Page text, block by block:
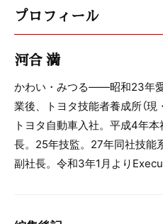
プロフィール
河合 満
かわい・みつる――昭和23年
業後、トヨタ技能者養成所（
トヨタ自動車入社。平成4年
長。25年技監。27年同社技能
副社長。令和3年1月より